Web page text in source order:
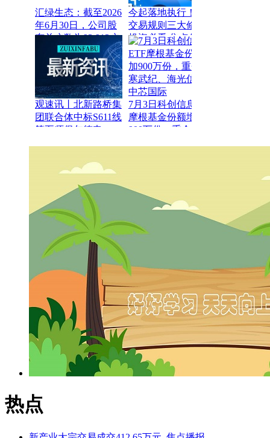
汇绿生态：截至2026
年6月30日，公司股
东总户数为93,913户
今起落地执行！A股
交易规则三大修订
投资必看 焦点信息
观速讯丨北新路桥集
团联合体中标S611线
第五师保尔德电
计施工总承包项目
7月3日科创信息ETF
摩根基金份额增加
900万份，重仓股寒
热点